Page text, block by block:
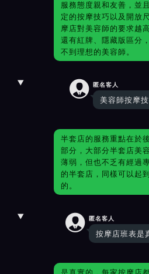
服務態度親和友善，並
定的按摩技巧以及開放
摩店對美容師的要求越
還有紅牌、隱藏版區分
不到理想的美容師。
 匿名客人
美容師按摩
半套店的服務重點在於
部分，大部分半套店美
薄弱，但也不乏有經過
的半套店，同樣可以起
的。
 匿名客人
按摩店班表是